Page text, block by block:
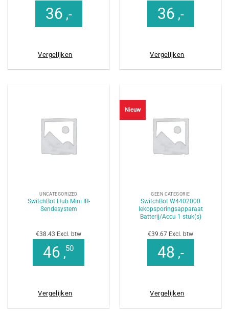
36 ,-
Vergelijken
36 ,-
Vergelijken
UNCATEGORIZED
SwitchBot Hub Mini IR-
Sendesystem
€38.43 Excl. btw
46 ,50
Vergelijken
Nieuw
GEEN CATEGORIE
SwitchBot W4402000
lekopsporingsapparaat
Batterij/Accu 1 stuk(s)
€39.67 Excl. btw
48 ,-
Vergelijken